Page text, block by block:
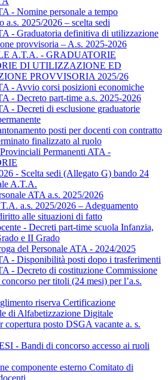
- Nomine personale a tempo
a.s. 2025/2026 – scelta sedi
- Graduatoria definitiva di utilizzazione
provvisoria – A.s. 2025-2026
A.T.A. - GRADUATORIE
DI UTILIZZAZIONE ED
PROVVISORIA 2025/26
- Avvio corsi posizioni economiche
- Decreto part-time a.s. 2025-2026
- Decreti di esclusione graduatorie
posti per docenti con contratto
finalizzato al ruolo
Permanenti ATA -
- Scelta sedi (Allegato G) bando 24
A.T.A.
ATA a.s. 2025/2026
a.s. 2025/2026 – Adeguamento
alle situazioni di fatto
- Decreti part-time scuola Infanzia,
e II Grado
del Personale ATA - 2024/2025
- Disponibilità posti dopo i trasferimenti
- Decreto di costituzione Commissione
per titoli (24 mesi) per l’a.s.
riserva Certificazione
di Alfabetizzazione Digitale
copertura posto DSGA vacante a. s.
- Bandi di concorso accesso ai ruoli
componente esterno Comitato di